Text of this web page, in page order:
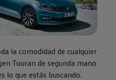
la comodidad de cualquier
Touran de segunda mano
lo que estás buscando.